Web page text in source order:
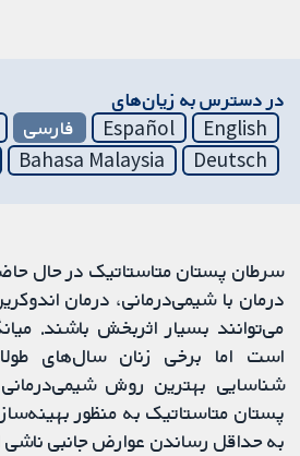
در دسترس به زیان‌های
English
Español فارسی
Deutsch
Bahasa Malaysia
سرطان پستان متاستاتیک در حال
درمان با شیمی‌درمانی، درمان
می‌توانند بسیار اثربخش باشند.
است اما برخی زنان سال‌های
شناسایی بهترین روش
پستان متاستاتیک به منظور
به حداقل رساندن عوارض جانبی ناشی